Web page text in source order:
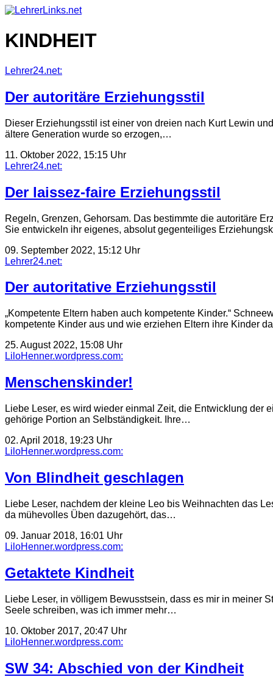
Skip
content
KINDHEIT
Lehrer24.net:
Der autoritäre Erziehungsstil
Dieser Erziehungsstil ist einer von dreien nach Kurt Lewin
ältere Generation wurde so erzogen,…
11. Oktober 2022, 15:15 Uhr
Lehrer24.net:
Der laissez-faire Erziehungsstil
Regeln, Grenzen, Gehorsam. Das bestimmte die autoritäre
Sie entwickeln ihr eigenes, absolut gegenteiliges
09. September 2022, 15:12 Uhr
Lehrer24.net:
Der autoritative Erziehungsstil
„Kompetente Eltern haben auch kompetente Kinder.“
kompetente Kinder aus und wie erziehen Eltern ihre Kinder
25. August 2022, 15:08 Uhr
LiloHenner.wordpress.com:
Menschenskinder!
Liebe Leser, es wird wieder einmal Zeit, die Entwicklung
gehörige Portion an Selbständigkeit. Ihre…
02. April 2018, 19:23 Uhr
LiloHenner.wordpress.com:
Von Blindheit geschlagen
Liebe Leser, nachdem der kleine Leo bis Weihnachten das
da mühevolles Üben dazugehört, das…
09. Januar 2018, 16:01 Uhr
LiloHenner.wordpress.com:
Getaktete Kindheit
Liebe Leser, in völligem Bewusstsein, dass es mir in meiner
Seele schreiben, was ich immer mehr…
10. Oktober 2017, 20:47 Uhr
LiloHenner.wordpress.com:
SW 34: Abschied von der Kindheit